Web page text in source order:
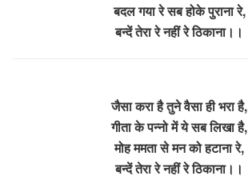
बदल गया रे सब होके पुराना रे,
बन्दें तेरा रे नहीं रे ठिकाना।।
जैसा करा है तुने वैसा ही भरा है,
गीता के पन्नो में ये सब लिखा है,
मोह ममता से मन को हटाना रे,
बन्दें तेरा रे नहीं रे ठिकाना।।